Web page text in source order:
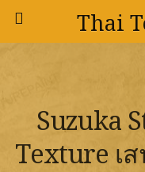
Thai
Suzuka
Texture เ